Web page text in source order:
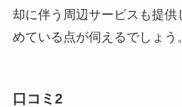
却に伴う周辺サービスも提供
めている点が伺えるでしょう。
口コミ2